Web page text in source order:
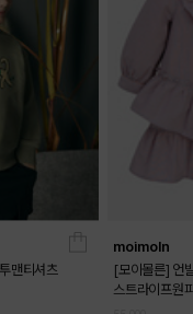
맨티셔츠
moimoln
[모이몰른] 언
스트라이프원